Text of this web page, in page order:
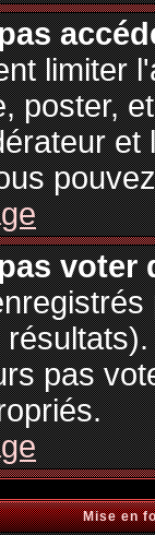
limiter
poster,
voter
pas
Mise en